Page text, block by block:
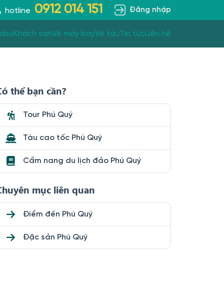
hotline 0912 014 151 Đăng nhập
Khách sạnVé máy bayVé tàuTin tứcLiên hệ
thể bạn cần?
Tour Phú Quý
Tàu cao tốc Phú Quý
Cẩm nang du lịch đảo Phú Quý
mục liên quan
Điểm đến Phú Quý
Đặc sản Phú Quý